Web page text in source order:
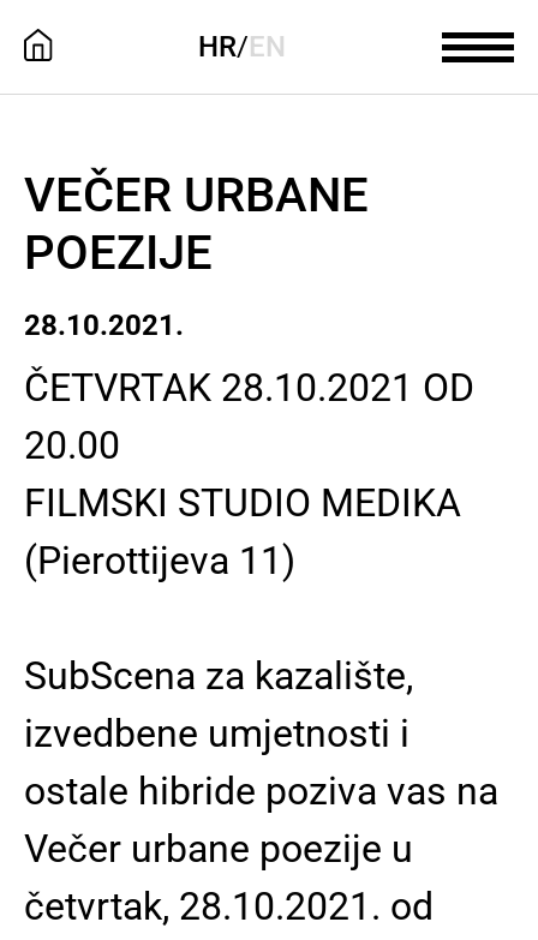
HR/EN
VEČER URBANE
POEZIJE
28.10.2021.
ČETVRTAK 28.10.2021 OD
20.00
FILMSKI STUDIO MEDIKA
(Pierottijeva 11)
SubScena za kazalište,
izvedbene umjetnosti i
ostale hibride poziva vas na
Večer urbane poezije u
četvrtak, 28.10.2021. od